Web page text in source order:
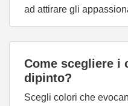
ad attirare gli
Come scegliere i
dipinto?
Scegli colori che